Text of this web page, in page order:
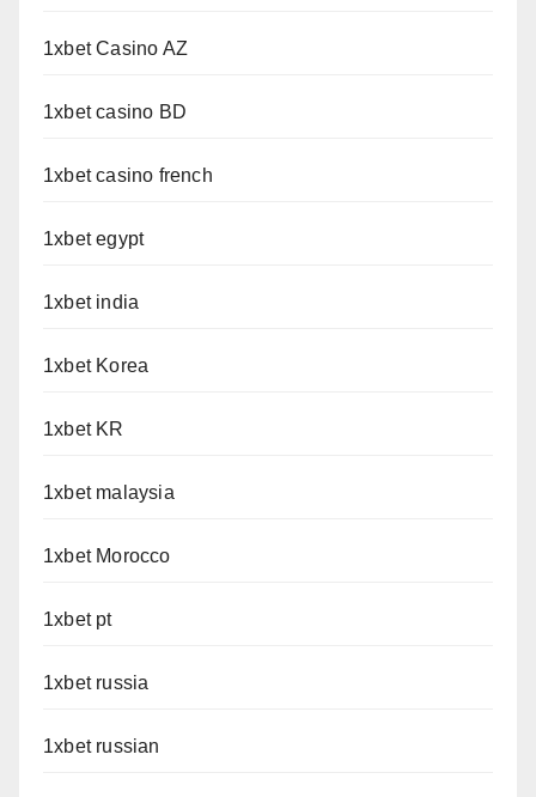
1xbet Casino AZ
1xbet casino BD
1xbet casino french
1xbet egypt
1xbet india
1xbet Korea
1xbet KR
1xbet malaysia
1xbet Morocco
1xbet pt
1xbet russia
1xbet russian